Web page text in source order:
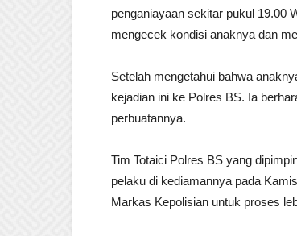
penganiayaan sekitar pukul 19.00
mengecek kondisi anaknya dan
Setelah mengetahui bahwa
kejadian ini ke Polres BS. Ia
perbuatannya.
Tim Totaici Polres BS yang
pelaku di kediamannya pada
Markas Kepolisian untuk proses